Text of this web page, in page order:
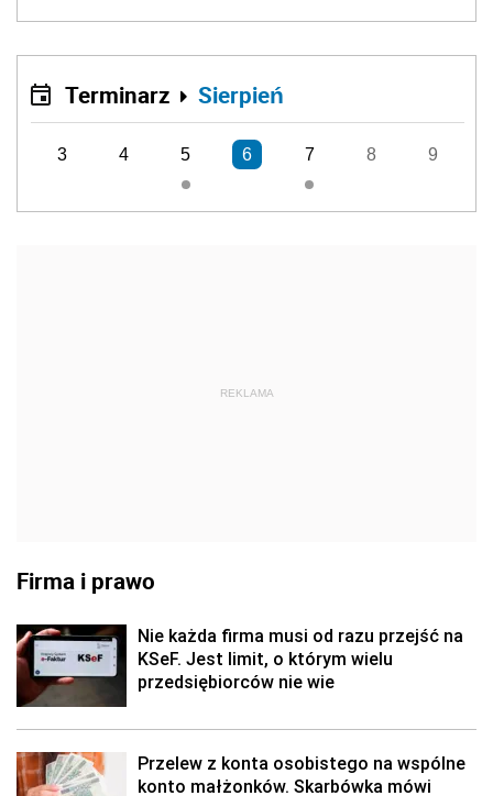
Terminarz Sierpień
3 4 5 6 7 8 9
REKLAMA
Firma i prawo
Nie każda firma musi od razu przejść na
KSeF. Jest limit, o którym wielu
przedsiębiorców nie wie
Przelew z konta osobistego na wspólne
konto małżonków. Skarbówka mówi